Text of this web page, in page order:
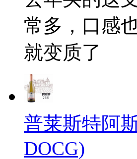
常多，口感
就变质了
普莱斯特阿
DOCG)